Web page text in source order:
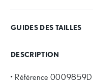
GUIDES DES TAILLES
DESCRIPTION
• Référence 0009859D